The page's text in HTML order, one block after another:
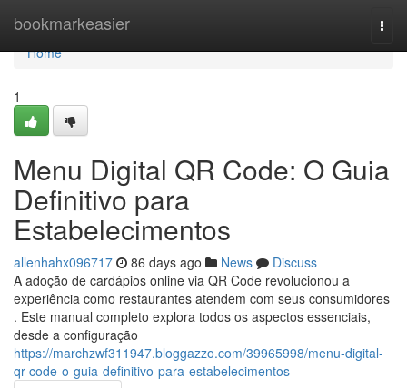
bookmarkeasier
Home
Home
1
Menu Digital QR Code: O Guia
Definitivo para
Estabelecimentos
allenhahx096717 86 days ago News
Discuss
A adoção de cardápios online via QR Code revolucionou a
experiência como restaurantes atendem com seus consumidores
. Este manual completo explora todos os aspectos essenciais,
desde a configuração
https://marchzwf311947.bloggazzo.com/39965998/menu-digital-
qr-code-o-guia-definitivo-para-estabelecimentos